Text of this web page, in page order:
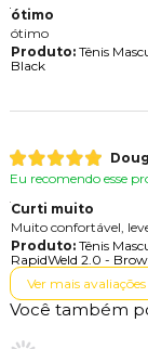
ótimo
ótimo
Produto:Tênis
Black
Eu recomendo esse
Curti muito
Muito confortável,
Produto:Tênis
RapidWeld 2.0 -
Ver mais avaliações
Você também